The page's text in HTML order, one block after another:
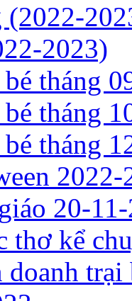
(2022-
2023)
tháng
tháng
tháng
2022-
20-
thơ kể
doanh